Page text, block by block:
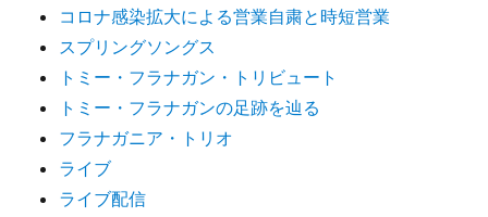
コロナ感染拡大による営業自粛と時短営業
スプリングソングス
トミー・フラナガン・トリビュート
トミー・フラナガンの足跡を辿る
フラナガニア・トリオ
ライブ
ライブ配信